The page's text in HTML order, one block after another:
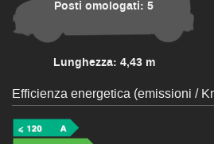
Posti omologati: 5
Lunghezza: 4,43 m
Efficienza energetica (emissioni /